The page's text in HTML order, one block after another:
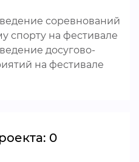
соревнований
спорту на фестивале
досугово-
на фестивале
0